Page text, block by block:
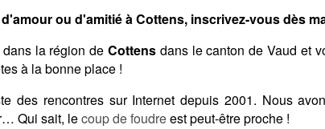
ou d'amitié à Cottens, inscrivez-vous dès
dans la région deCottens dans le canton de Vaud et
à la bonne place !
des rencontres sur Internet depuis 2001. Nous
Qui sait, lecoup de foudreest peut-être proche !